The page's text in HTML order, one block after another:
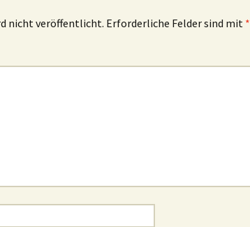
nicht veröffentlicht. Erforderliche Felder sind mit *